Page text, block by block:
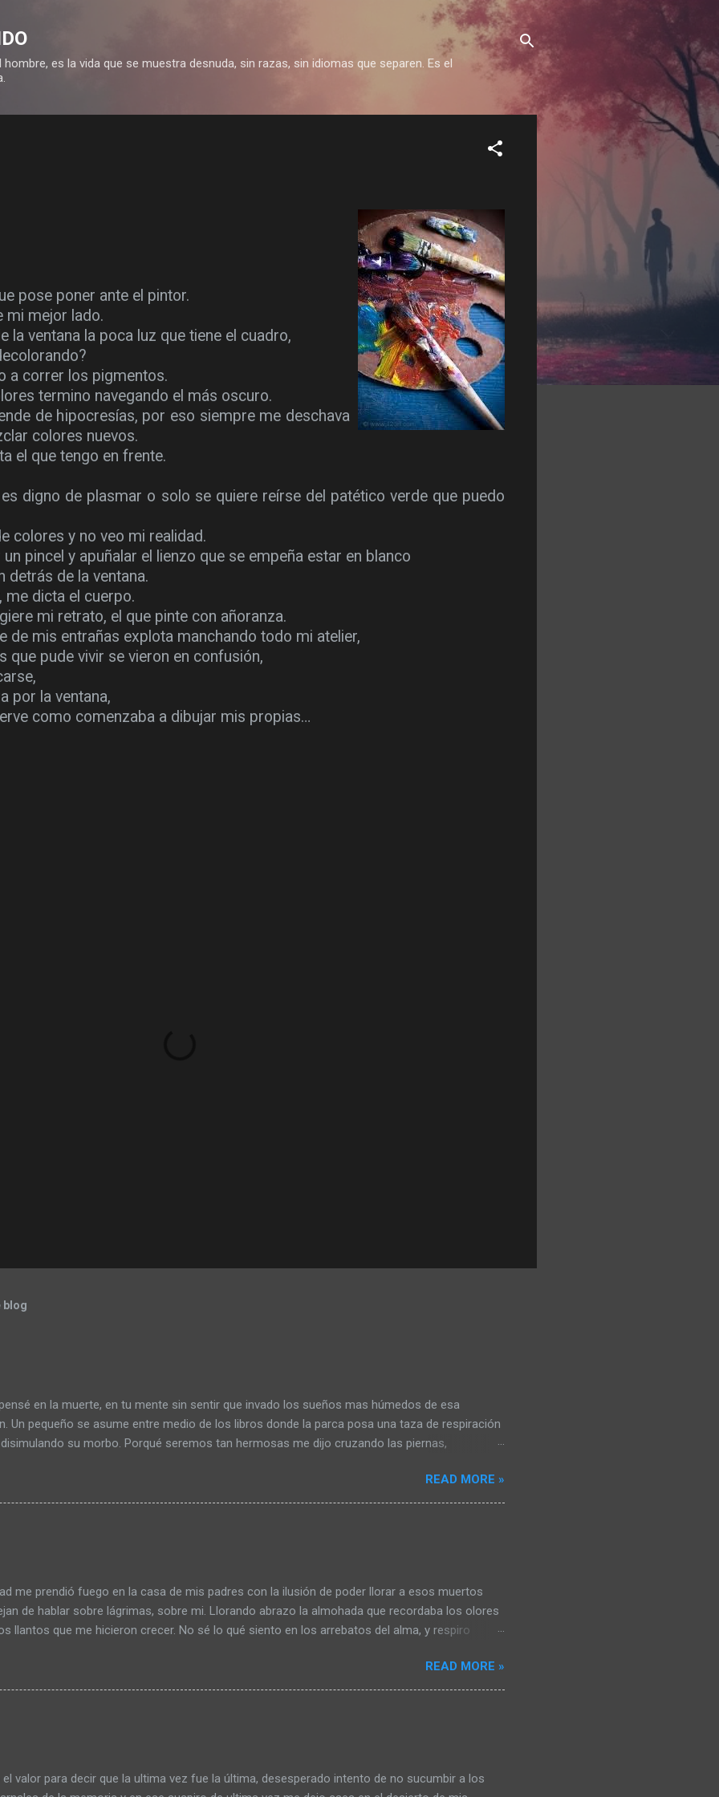
es la vida que se muestra desnuda, sin razas, sin idiomas que separen. Es el
pose poner ante el pintor.
mi mejor lado.
la ventana la poca luz que tiene el cuadro,
a correr los pigmentos.
termino navegando el más oscuro.
de hipocresías, por eso siempre me deschava
colores nuevos.
el que tengo en frente.
digno de plasmar o solo se quiere reírse del patético verde que puedo
colores y no veo mi realidad.
pincel y apuñalar el lienzo que se empeña estar en blanco
detrás de la ventana.
me dicta el cuerpo.
mi retrato, el que pinte con añoranza.
de mis entrañas explota manchando todo mi atelier,
que pude vivir se vieron en confusión,
por la ventana,
como comenzaba a dibujar mis propias…
blog
en la muerte, en tu mente sin sentir que invado los sueños mas húmedos de esa
Un pequeño se asume entre medio de los libros donde la parca posa una taza de respiración
su morbo. Porqué seremos tan hermosas me dijo cruzando las piernas,
de la muerte la paz me ofrece un trozo de papel plegado. Algo me mastica por dentro me
letanías amorosas que aparentan bienestar. ¿Aparentan? ¿Esta bien que se alimente del
READ MORE »
me prendió fuego en la casa de mis padres con la ilusión de poder llorar a esos muertos
de hablar sobre lágrimas, sobre mi. Llorando abrazo la almohada que recordaba los olores
llantos que me hicieron crecer. No sé lo qué siento en los arrebatos del alma, y respiro
Las piedras saben de esa pequeña historia que no concluye, solo no puedo darme cuenta del
de las nubes que no quieren cascotearme. Piedras… abrazos de piedras no se que viene.
READ MORE »
valor para decir que la ultima vez fue la última, desesperado intento de no sucumbir a los